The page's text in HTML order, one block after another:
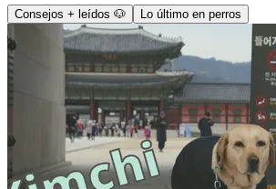
Consejos + leídos 🐶 Lo último en perros